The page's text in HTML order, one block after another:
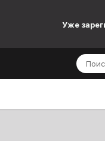
Уже